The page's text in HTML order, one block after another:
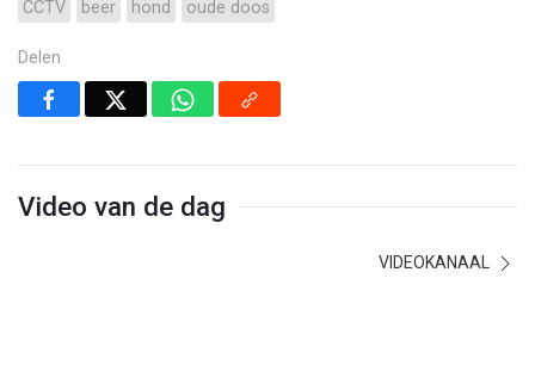
CCTV beer hond oude doos
Delen
Video van de dag
VIDEOKANAAL